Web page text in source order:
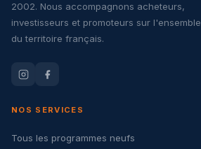
2002. Nous accompagnons acheteurs,
investisseurs et promoteurs sur l'ensemble
du territoire français.
NOS SERVICES
Tous les programmes neufs